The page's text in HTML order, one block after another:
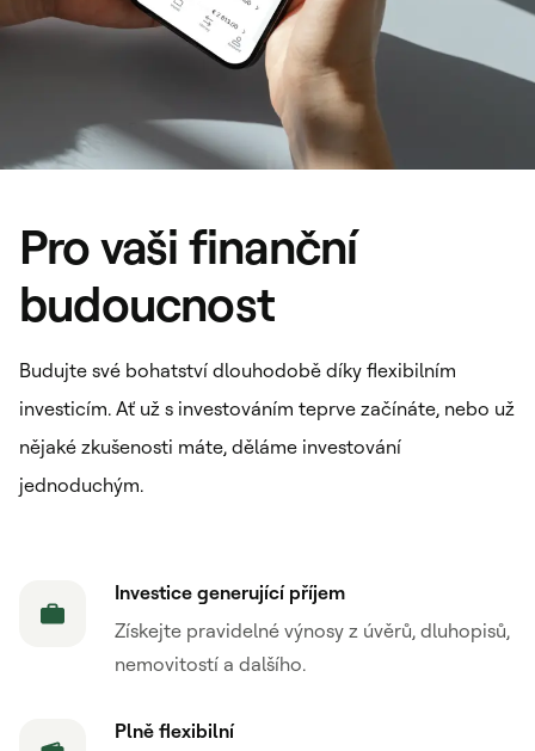
Pro vaši finanční
budoucnost
Budujte své bohatství dlouhodobě díky flexibilním
investicím. Ať už s investováním teprve začínáte, nebo už
nějaké zkušenosti máte, děláme investování
jednoduchým.
Investice generující příjem
Získejte pravidelné výnosy z úvěrů, dluhopisů,
nemovitostí a dalšího.
Plně flexibilní